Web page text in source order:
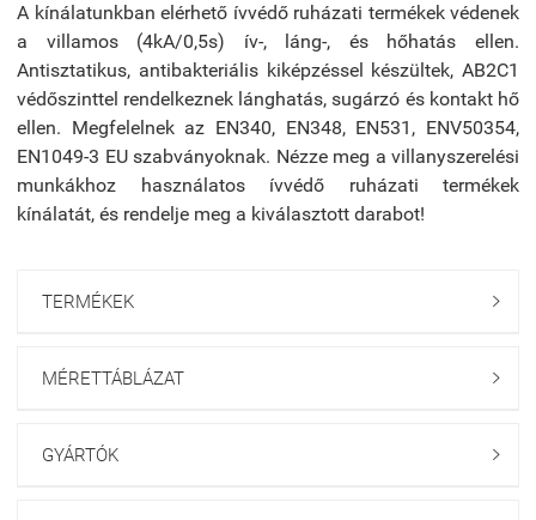
A kínálatunkban elérhető ívvédő ruházati termékek védenek
a villamos (4kA/0,5s) ív-, láng-, és hőhatás ellen.
Antisztatikus, antibakteriális kiképzéssel készültek, AB2C1
védőszinttel rendelkeznek lánghatás, sugárzó és kontakt hő
ellen. Megfelelnek az EN340, EN348, EN531, ENV50354,
EN1049-3 EU szabványoknak. Nézze meg a villanyszerelési
munkákhoz használatos ívvédő ruházati termékek
kínálatát, és rendelje meg a kiválasztott darabot!
TERMÉKEK 
MÉRETTÁBLÁZAT 
GYÁRTÓK 